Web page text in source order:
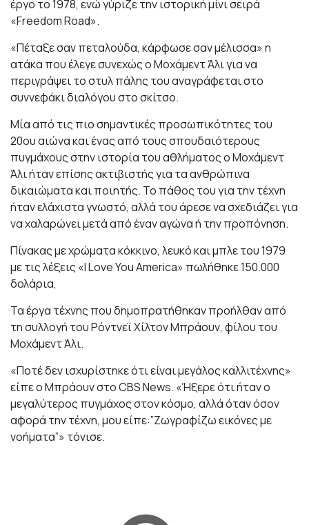
έργο το 1978, ενώ γύριζε την ιστορική μίνι σειρά
«Freedom Road».
«Πέταξε σαν πεταλούδα, κάρφωσε σαν μέλισσα» η
ατάκα που έλεγε συνεχώς ο Μοχάμεντ Άλι για να
περιγράψει το στυλ πάλης του αναγράφεται στο
συννεφάκι διαλόγου στο σκίτσο.
Μία από τις πιο σημαντικές προσωπικότητες του
20ου αιώνα και ένας από τους σπουδαιότερους
πυγμάχους στην ιστορία του αθλήματος ο Μοχάμεντ
Άλι ήταν επίσης ακτιβιστής για τα ανθρώπινα
δικαιώματα και ποιητής. Το πάθος του για την τέχνη
ήταν ελάχιστα γνωστό, αλλά του άρεσε να σχεδιάζει για
να χαλαρώνει μετά από έναν αγώνα ή την προπόνηση.
Πίνακας με χρώματα κόκκινο, λευκό και μπλε του 1979
με τις λέξεις «I Love You America» πωλήθηκε 150.000
δολάρια,
Τα έργα τέχνης που δημοπρατήθηκαν προήλθαν από
τη συλλογή του Ρόντνεϊ Χίλτον Μπράουν, φίλου του
Μοχάμεντ Άλι.
«Ποτέ δεν ισχυρίστηκε ότι είναι μεγάλος καλλιτέχνης»
είπε ο Μπράουν στο CBS News. «Ήξερε ότι ήταν ο
μεγαλύτερος πυγμάχος στον κόσμο, αλλά όταν όσον
αφορά την τέχνη, μου είπε:”Ζωγραφίζω εικόνες με
νοήματα”» τόνισε.